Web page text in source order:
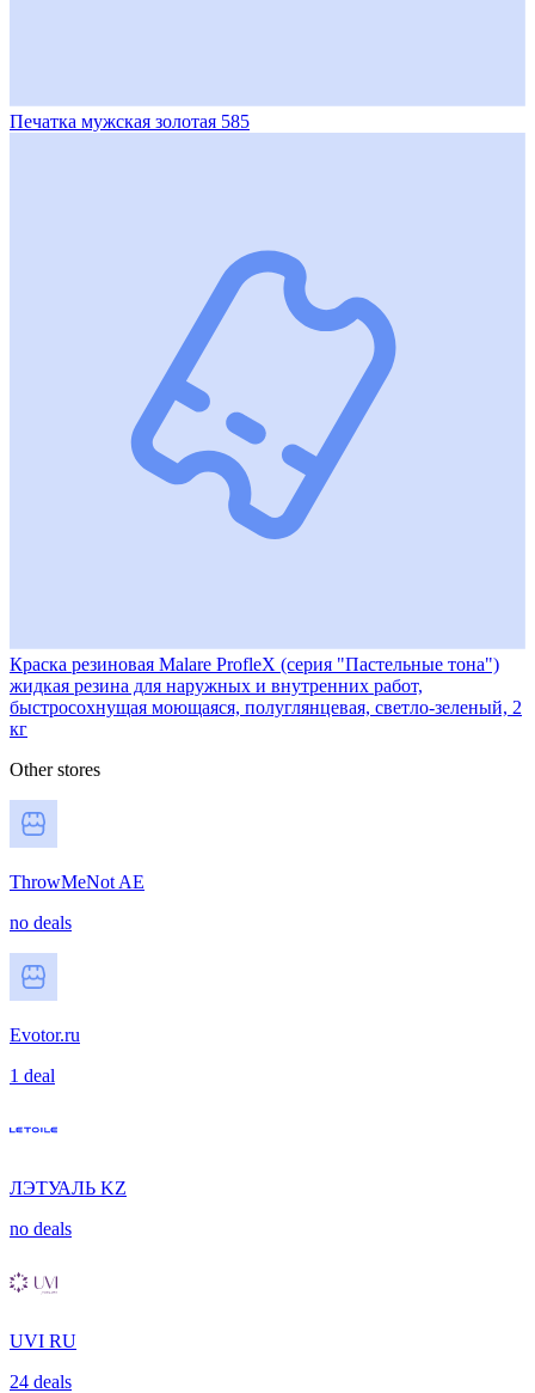
Печатка мужская золотая 585
Краска резиновая Malare ProfleX (серия "Пастельные тона")
жидкая резина для наружных и внутренних работ,
быстросохнущая моющаяся, полуглянцевая, светло-зеленый, 2
кг
Other stores
ThrowMeNot AE
no deals
Evotor.ru
1 deal
ЛЭТУАЛЬ KZ
no deals
UVI RU
24 deals